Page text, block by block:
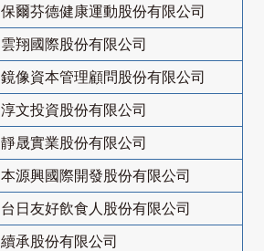
保爾芬德健康運動股份有限公司
雲翔國際股份有限公司
鏡像資本管理顧問股份有限公司
淳文投資股份有限公司
靜晟實業股份有限公司
本源興國際開發股份有限公司
台日友好飲食人股份有限公司
續承股份有限公司